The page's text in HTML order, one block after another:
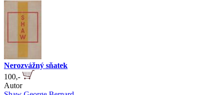
Nerozvážný sňatek
100,-
Autor